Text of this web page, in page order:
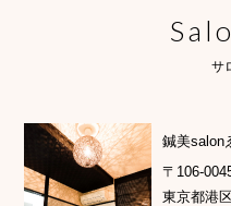
サ
鍼美
〒106-
東京都港